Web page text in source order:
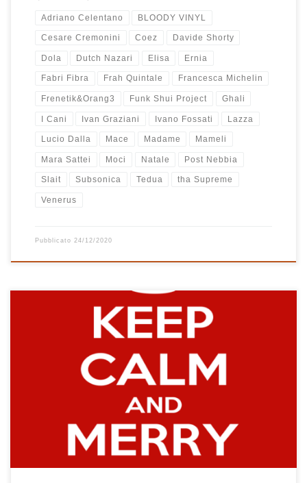
Adriano Celentano BLOODY VINYL
Cesare Cremonini Coez Davide Shorty
Dola Dutch Nazari Elisa Ernia
Fabri Fibra Frah Quintale Francesca Michelin
Frenetik&Orang3 Funk Shui Project Ghali
I Cani Ivan Graziani Ivano Fossati Lazza
Lucio Dalla Mace Madame Mameli
Mara Sattei Moci Natale Post Nebbia
Slait Subsonica Tedua tha Supreme
Venerus
Pubblicato 24/12/2020
Eh sì, per questo Natale dobbiamo mantenere la calma, ma nulla
ci vieta di ascoltare un po’ di buona musica. Anche per quest’anno
le playlist natalizie sono tre, così da accontentare i gusti di tutti. C’è